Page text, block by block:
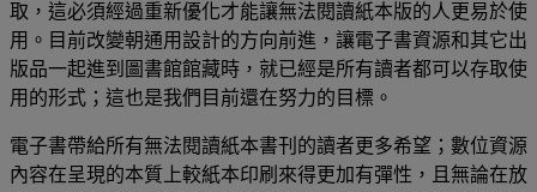
取，這必須經過重新優化才能讓無法閱讀紙本版的人更易於使
用。目前改變朝通用設計的方向前進，讓電子書資源和其它出
版品一起進到圖書館館藏時，就已經是所有讀者都可以存取使
用的形式；這也是我們目前還在努力的目標。
電子書帶給所有無法閱讀紙本書刊的讀者更多希望；數位資源
內容在呈現的本質上較紙本印刷來得更加有彈性，且無論在放